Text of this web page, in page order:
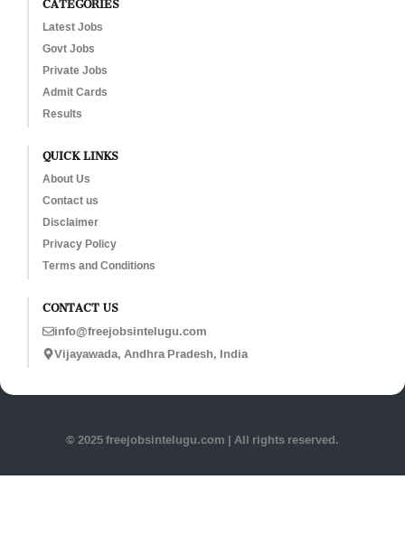
Latest Jobs
Govt Jobs
Private Jobs
Admit Cards
Results
QUICK LINKS
About Us
Contact us
Disclaimer
Privacy Policy
Terms and Conditions
CONTACT US
info@freejobsintelugu.com
Vijayawada, Andhra Pradesh, India
© 2025 freejobsintelugu.com | All rights reserved.